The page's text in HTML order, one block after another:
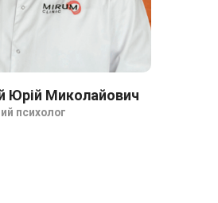
Юрій Миколайович
психолог